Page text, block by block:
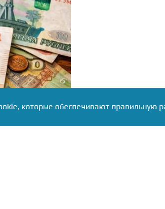
которые обеспечивают правильную